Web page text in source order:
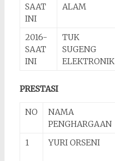
SAAT
INI
ALAM
2016-
SAAT
INI
TUK
SUGENG
ELEKTRONIK
PRESTASI
NO
NAMA
PENGHARGAAN
1 YURI ORSENI